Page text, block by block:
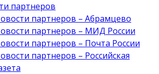
партнеров
партнеров – Абрамцево
партнеров – МИД России
партнеров – Почта России
партнеров – Российская